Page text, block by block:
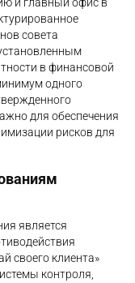
и главный офис в
совета
в финансовой
одного
для обеспечения
рисков для
является
своего клиента»
контроля,